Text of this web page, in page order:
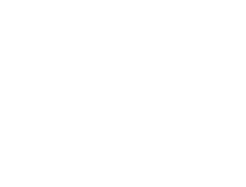
▓
▒▓
▓▓
▓░  ▒▓▓
▓▓▒ ▓▓▓
▓▓▓▓▓▓▓
▓▓▓▓▓▓▓
▓▓▓▓▓▓▓
░▓▓▓▓▓▓▓░
▒▒▓▓▓▓▓▓▒
▒▒▓▓▓▓▓▓▓
▓▒▓▓▓▓▓▓▓░░
▒░ ░▓▓▓▓▓▒   ░░
▒     ░▓▓▓      ▒
░░      ▒▒▒░░     ▒
▒      ▒▒▒▒░░▒    ▒
▒     ░▓█▓ ▒▒▒░   ░
▒      ▓▓▓▓▓▒▒    ▒
░░      ░▒▓▓▓     ▒
▒        ▓▒▒▒░  ░░
░░      ▓▒▒▓▓▒▒░
░▒░    ▓▓▓▓▓▒░
░▒▓▓▒░
░░░░░
▒░
░░